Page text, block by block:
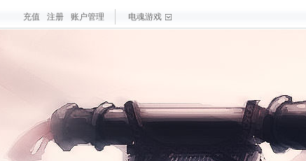
电魂游戏
充值 注册 账户管理